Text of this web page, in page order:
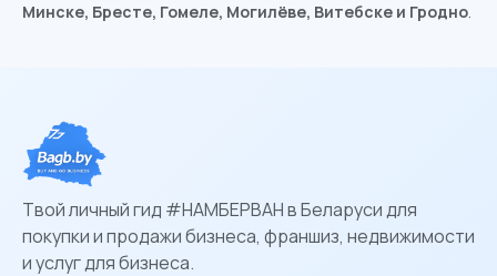
Минске, Бресте, Гомеле, Могилёве, Витебске и Гродно.
Твой личный гид #НАМБЕРВАН в Беларуси для
покупки и продажи бизнеса, франшиз, недвижимости
и услуг для бизнеса.